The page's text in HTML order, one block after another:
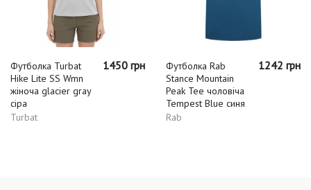
Футболка Turbat
Hike Lite SS Wmn
жіноча glacier gray
сіра
Turbat
1450 грн
Футболка Rab
Stance Mountain
Peak Tee чоловіча
Tempest Blue синя
Rab
1242 грн